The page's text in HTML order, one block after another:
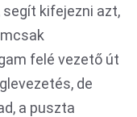
segít kifejezni azt,
felé vezető út
de
a puszta